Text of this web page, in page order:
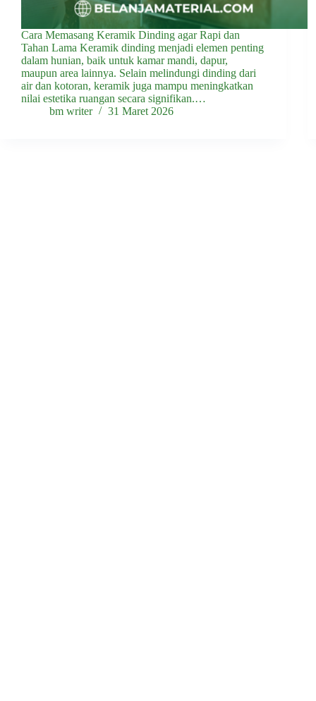
Cara Memasang Keramik Dinding agar Rapi dan
Tahan Lama Keramik dinding menjadi elemen penting
dalam hunian, baik untuk kamar mandi, dapur,
maupun area lainnya. Selain melindungi dinding dari
air dan kotoran, keramik juga mampu meningkatkan
nilai estetika ruangan secara signifikan.…
bm writer
31 Maret 2026